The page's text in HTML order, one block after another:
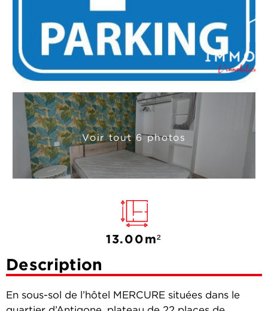
Voir tout 6 photos
13.00m²
Description
En sous-sol de l’hôtel MERCURE situées dans le